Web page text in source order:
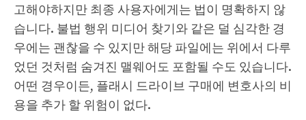
고해야하지만 최종 사용자에게는 법이 명확하지 않
습니다. 불법 행위 미디어 찾기와 같은 덜 심각한 경
우에는 괜찮을 수 있지만 해당 파일에는 위에서 다루
었던 것처럼 숨겨진 맬웨어도 포함될 수도 있습니다.
어떤 경우이든, 플래시 드라이브 구매에 변호사의 비
용을 추가 할 위험이 없다.